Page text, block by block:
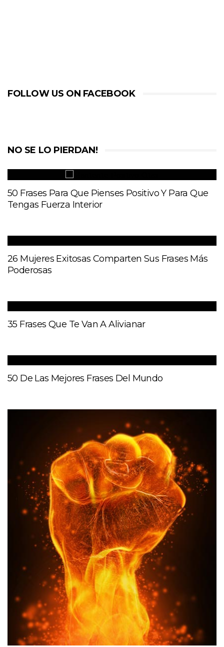
FOLLOW US ON FACEBOOK
NO SE LO PIERDAN!
50 Frases Para Que Pienses Positivo Y Para Que
Tengas Fuerza Interior
26 Mujeres Exitosas Comparten Sus Frases Más
Poderosas
35 Frases Que Te Van A Alivianar
50 De Las Mejores Frases Del Mundo